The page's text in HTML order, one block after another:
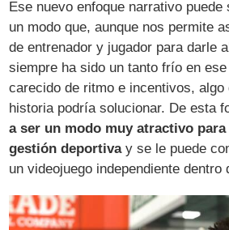
Ese nuevo enfoque narrativo
un modo que, aunque nos permite
de entrenador y jugador para darle
siempre ha sido un tanto frío en
carecido de ritmo e incentivos, algo
historia podría solucionar. De esta
a ser un modo muy atractivo
gestión deportivay se le puede
un videojuego independiente dentro